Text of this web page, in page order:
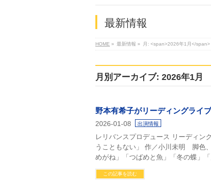
最新情報
HOME » 最新情報 » 月: <span>2026年1月</span>
月別アーカイブ: 2026年1月
野本有希子がリーディングライ
2026-01-08 出演情報
レリバンスプロデュース リーディン
うこともない」 作／小川未明 脚色
めがね」「つばめと魚」「冬の蝶」
この記事を読む